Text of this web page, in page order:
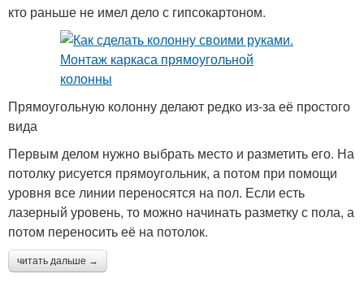
кто раньше не имел дело с гипсокартоном.
Прямоугольную колонну делают редко из-за её простого
вида
Первым делом нужно выбрать место и разметить его. На
потолку рисуется прямоугольник, а потом при помощи
уровня все линии переносятся на пол. Если есть
лазерный уровень, то можно начинать разметку с пола, а
потом переносить её на потолок.
читать дальше →